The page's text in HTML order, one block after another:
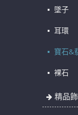
墜子
耳環
寶石&
裸石
精品